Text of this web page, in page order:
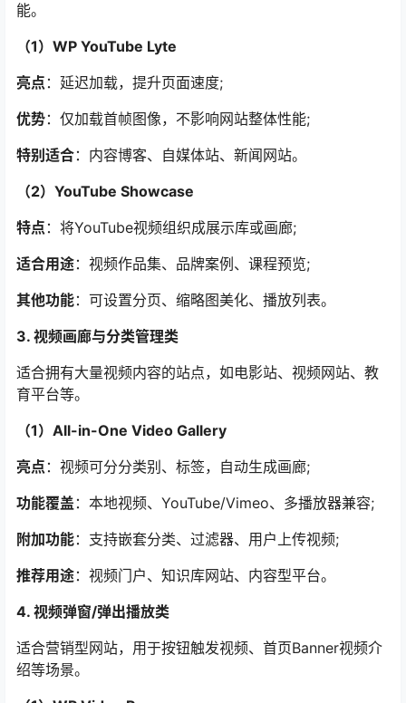
能。
（1）WP YouTube Lyte
亮点 ：延迟加载，提升页面速度;
优势：仅加载首帧图像，不影响网站整体性能;
特别适合：内容博客、自媒体站、新闻网站。
（2）YouTube Showcase
特点 ：将YouTube视频组织成展示库或画廊;
适合用途：视频作品集、品牌案例、课程预览;
其他功能：可设置分页、缩略图美化、播放列表。
3. 视频画廊与分类管理类
适合拥有大量视频内容的站点，如电影站、视频网站、教
育平台等。
（1）All-in-One Video Gallery
亮点 ：视频可分分类别、标签，自动生成画廊;
功能覆盖 ：本地视频、YouTube/Vimeo、多播放器兼容;
附加功能：支持嵌套分类、过滤器、用户上传视频;
推荐用途：视频门户、知识库网站、内容型平台。
4. 视频弹窗/弹出播放类
适合营销型网站，用于按钮触发视频、首页Banner视频介
绍等场景。